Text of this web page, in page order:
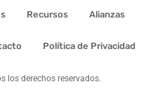
Recursos Alianzas
Política de Privacidad
los derechos reservados.